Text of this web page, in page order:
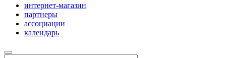
интернет-магазин
партнеры
ассоциации
календарь